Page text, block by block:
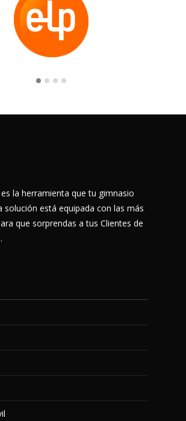
la herramienta que tu gimnasio
solución está equipada con las más
que sorprendas a tus Clientes de